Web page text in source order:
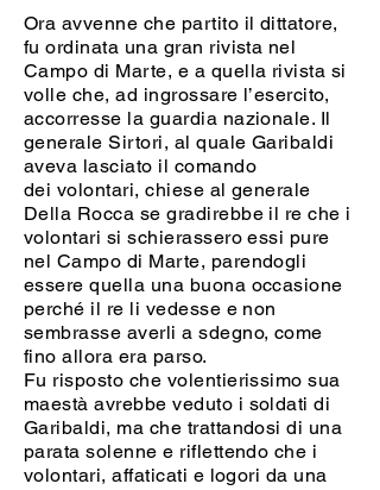
Ora avvenne che partito il dittatore,
fu ordinata una gran rivista nel
Campo di Marte, e a quella rivista si
volle che, ad ingrossare l’esercito,
accorresse la guardia nazionale. Il
generale Sirtori, al quale Garibaldi
aveva lasciato il comando
dei volontari, chiese al generale
Della Rocca se gradirebbe il re che i
volontari si schierassero essi pure
nel Campo di Marte, parendogli
essere quella una buona occasione
perché il re li vedesse e non
sembrasse averli a sdegno, come
fino allora era parso.
Fu risposto che volentierissimo sua
maestà avrebbe veduto i soldati di
Garibaldi, ma che trattandosi di una
parata solenne e riflettendo che i
volontari, affaticati e logori da una